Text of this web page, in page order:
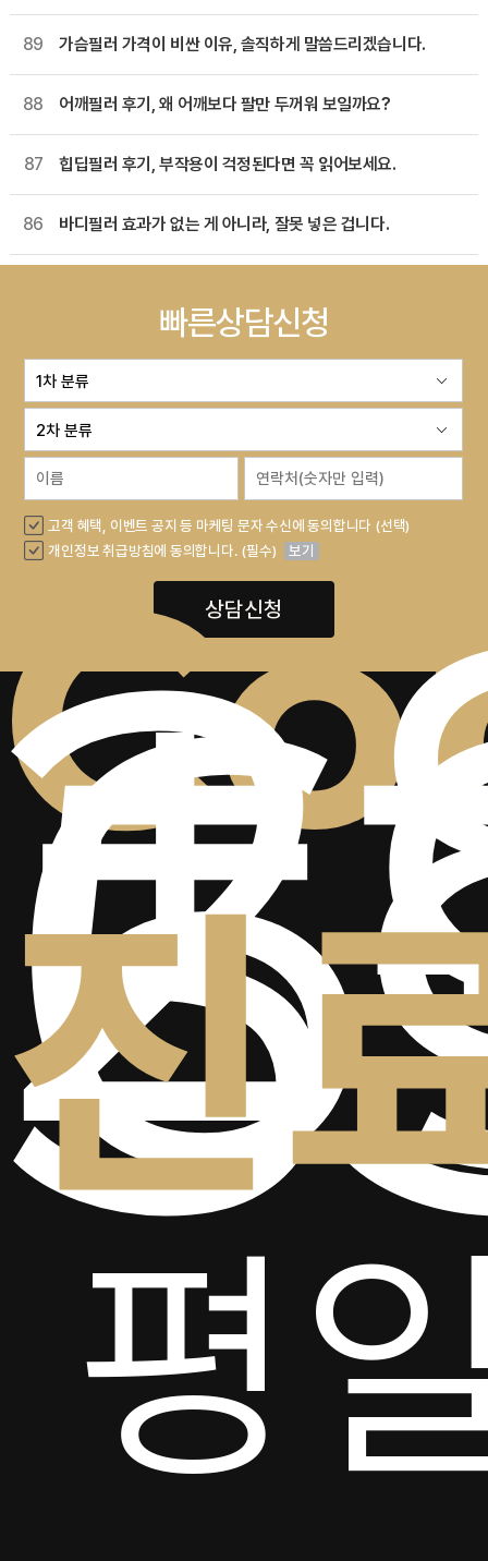
89 가슴필러 가격이 비싼 이유, 솔직하게 말씀드리겠습니다.
88 어깨필러 후기, 왜 어깨보다 팔만 두꺼워 보일까요?
87 힙딥필러 후기, 부작용이 걱정된다면 꼭 읽어보세요.
86 바디필러 효과가 없는 게 아니라, 잘못 넣은 겁니다.
빠른상담신청
고객 혜택, 이벤트 공지 등 마케팅 문자 수신에 동의합니다 (선택)
개인정보 취급방침에 동의합니다. (필수)
보기
상담신청
진
평